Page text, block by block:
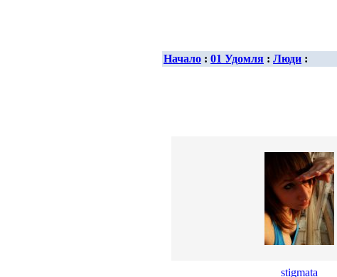
Начало : 01 Удомля : Люди :
stigmata